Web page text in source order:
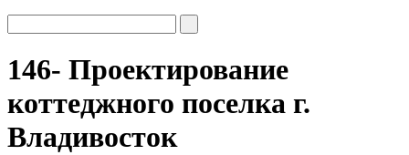
146- Проектирование
коттеджного поселка г.
Владивосток